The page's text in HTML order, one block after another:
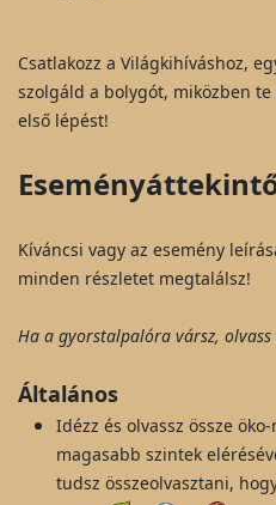
Csatlakozz a Világkihíváshoz,
szolgáld a bolygót, miközben
első lépést!
Kíváncsi vagy az esemény
minden részletet megtalálsz!
Ha a gyorstalpalóra vársz,
Általános
Idézz és olvassz össze
magasabb szintek
tudsz összeolvasztani,